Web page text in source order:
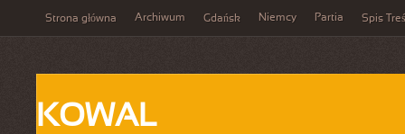
Strona główna Archiwum Gdańsk Niemcy Partia Spis
KOWAL